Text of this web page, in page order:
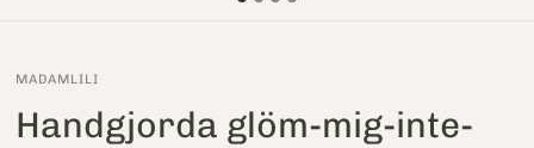
MADAMLILI
Handgjorda glöm-mig-inte-